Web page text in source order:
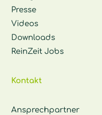
Presse
Videos
Downloads
ReinZeit Jobs
Kontakt
Ansprechpartner